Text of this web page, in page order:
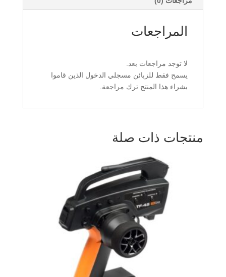
المراجعات
لا توجد مراجعات بعد.
يسمح فقط للزبائن مسجلي الدخول الذين قاموا
بشراء هذا المنتج ترك مراجعة.
منتجات ذات صلة